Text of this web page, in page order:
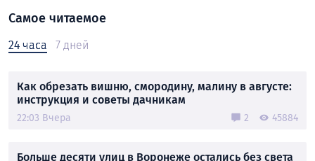
Самое читаемое
24 часа 7 дней
Как обрезать вишню, смородину, малину в августе:
инструкция и советы дачникам
22:03 Вчера 2 45884
Больше десяти улиц в Воронеже остались без света